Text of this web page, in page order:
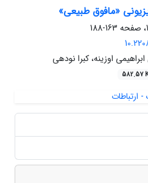
«مافوق طبیعی»
163-188
اوزینه، کبرا نودهی
582.57